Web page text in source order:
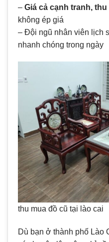
– Giá cả cạnh tranh,
không ép giá
– Đội ngũ nhân viên lịch
nhanh chóng trong ngày
thu mua đồ cũ tại lào cai
Dù bạn ở thành phố Lào